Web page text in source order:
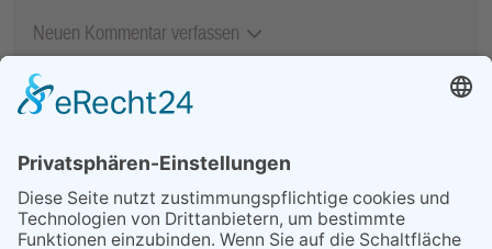
Neuen Kommentar verfassen
MEIST GELESEN
03.08.2026
„Mein Smartphone im Alltag“
07.08.2026
Niederlage trotz guter
Leistung